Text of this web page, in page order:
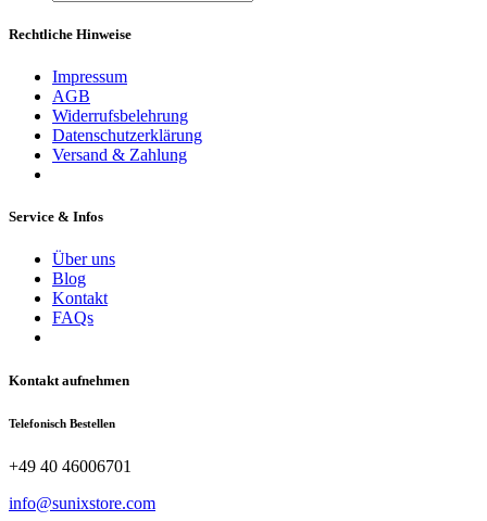
Rechtliche Hinweise
Impressum
AGB
Widerrufsbelehrung
Datenschutzerklärung
Versand & Zahlung
Service & Infos
Über uns
Blog
Kontakt
FAQs
Kontakt aufnehmen
Telefonisch Bestellen
+49 40 46006701
info@sunixstore.com